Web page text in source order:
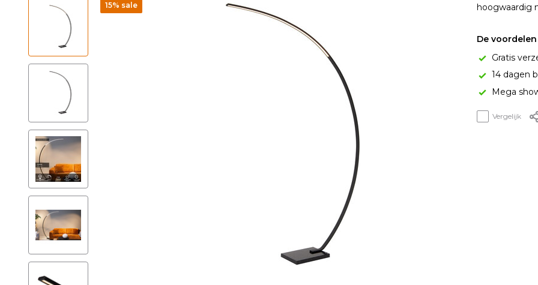
15% sale
hoogwaardig
De
Gratis
14 dagen
Mega
Vergelijk